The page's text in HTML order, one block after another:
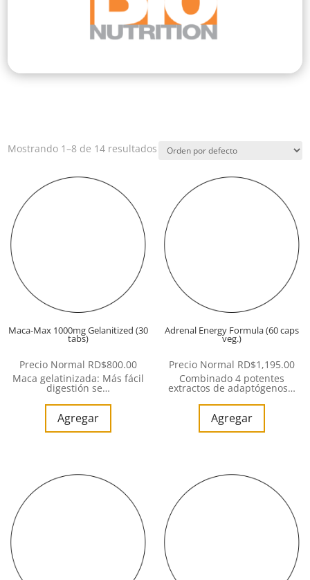
Mostrando 1–8 de 14 resultados
Maca-Max 1000mg Gelanitized (30
tabs)
Precio Normal RD$800.00
Maca gelatinizada: Más fácil
digestión se…
Agregar
Adrenal Energy Formula (60 caps
veg.)
Precio Normal RD$1,195.00
Combinado 4 potentes
extractos de adaptógenos…
Agregar